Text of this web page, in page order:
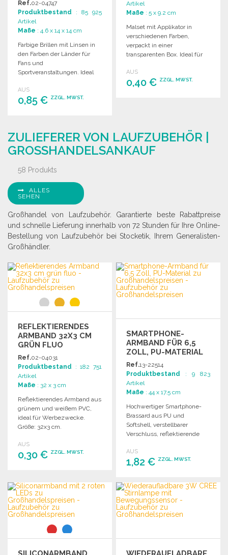
GROSSHANDELSPREISEN
Ref.02-04747
Produktbestand : 85 925
Artikel
Maße : 4.6 x 14 x 14 cm
Farbige Brillen mit Linsen in
den Farben der Länder für
Fans und
Sportveranstaltungen. Ideal
AUS
0,85 € ZZGL. MWST.
Angebot anfordern
Artikel
Maße : 5 x 9.2 cm
Malset mit Applikator in
verschiedenen Farben,
verpackt in einer
transparenten Box. Ideal für
Anwendungen.
AUS
0,40 € ZZGL. MWST.
ZULIEFERER VON LAUFZUBEHÖR |
GROSSHANDELSANKAUF
58 Produkts
ALLES
SEHEN
Großhandel von Laufzubehör. Garantierte beste Rabattpreise
und schnelle Lieferung innerhalb von 72 Stunden für Ihre Online-
Bestellung von Laufzubehör bei Stocketik, Ihrem Generalisten-
Großhändler.
REFLEKTIERENDES
ARMBAND 32X3 CM
GRÜN FLUO
Ref.02-04031
Produktbestand : 182 751
Artikel
Maße : 32 x 3 cm
Reflektierendes Armband aus
grünem und weißem PVC,
ideal für Werbezwecke.
Größe: 32x3 cm.
AUS
0,30 € ZZGL. MWST.
Angebot anfordern
SMARTPHONE-
ARMBAND FÜR 6,5
ZOLL, PU-MATERIAL
ZU
GROSSHANDELSPREISEN
Ref.13-22514
Produktbestand : 9 823
Artikel
Maße : 44 x 17.5 cm
Hochwertiger Smartphone-
Brassard aus PU und
Softshell, verstellbarer
Verschluss, reflektierende
Smartphones bis 6,5 Zoll.
AUS
1,82 € ZZGL. MWST.
BESTELLEN
Angebot anfordern